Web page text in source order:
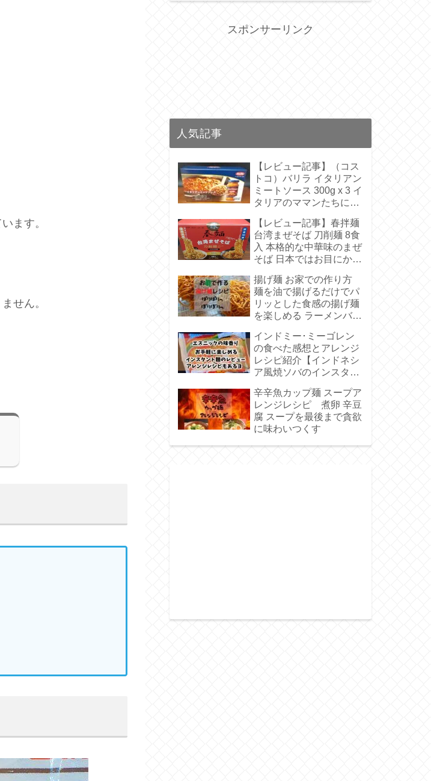
ます。
せん。
スポンサーリンク
人気記事
【レビュー記事】（コス
トコ）バリラ イタリアン
ミートソース 300g x 3 イ
タリアのママンたちに受
統の味 呪文のような原料
ははいっていない【アレ
ンジレシピあり】
【レビュー記事】春拌麺
台湾まぜそば 刀削麺 8食
入 本格的な中華味のまぜ
そば 日本ではお目にかか
レンジレシピあり】
揚げ麺 お家での作り方
麺を油で揚げるだけでパ
リッとした食感の揚げ麺
を楽しめる ラーメンバー
インドミー･ミーゴレン
の食べた感想とアレンジ
レシピ紹介【インドネシ
ア風焼ソバのインスタン
辛辛魚カップ麺 スープア
レンジレシピ 煮卵 辛豆
腐 スープを最後まで貪欲
に味わいつくす